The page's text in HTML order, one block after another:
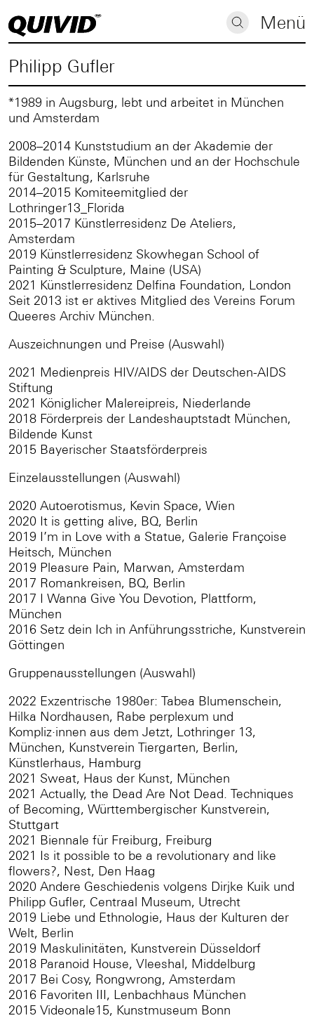
Menü
Philipp Gufler
*1989 in Augsburg, lebt und arbeitet in München
und Amsterdam
2008–2014 Kunststudium an der Akademie der
Bildenden Künste, München und an der Hochschule
für Gestaltung, Karlsruhe
2014–2015 Komiteemitglied der
Lothringer13_Florida
2015–2017 Künstlerresidenz De Ateliers,
Amsterdam
2019 Künstlerresidenz Skowhegan School of
Painting & Sculpture, Maine (USA)
2021 Künstlerresidenz Delfina Foundation, London
Seit 2013 ist er aktives Mitglied des Vereins Forum
Queeres Archiv München.
Auszeichnungen und Preise (Auswahl)
2021 Medienpreis HIV/AIDS der Deutschen-AIDS
Stiftung
2021 Königlicher Malereipreis, Niederlande
2018 Förderpreis der Landeshauptstadt München,
Bildende Kunst
2015 Bayerischer Staatsförderpreis
Einzelausstellungen (Auswahl)
2020 Autoerotismus, Kevin Space, Wien
2020 It is getting alive, BQ, Berlin
2019 I’m in Love with a Statue, Galerie Françoise
Heitsch, München
2019 Pleasure Pain, Marwan, Amsterdam
2017 Romankreisen, BQ, Berlin
2017 I Wanna Give You Devotion, Plattform,
München
2016 Setz dein Ich in Anführungsstriche, Kunstverein
Göttingen
Gruppenausstellungen (Auswahl)
2022 Exzentrische 1980er: Tabea Blumenschein,
Hilka Nordhausen, Rabe perplexum und
Kompliz·innen aus dem Jetzt, Lothringer 13,
München, Kunstverein Tiergarten, Berlin,
Künstlerhaus, Hamburg
2021 Sweat, Haus der Kunst, München
2021 Actually, the Dead Are Not Dead. Techniques
of Becoming, Württembergischer Kunstverein,
Stuttgart
2021 Biennale für Freiburg, Freiburg
2021 Is it possible to be a revolutionary and like
flowers?, Nest, Den Haag
2020 Andere Geschiedenis volgens Dirjke Kuik und
Philipp Gufler, Centraal Museum, Utrecht
2019 Liebe und Ethnologie, Haus der Kulturen der
Welt, Berlin
2019 Maskulinitäten, Kunstverein Düsseldorf
2018 Paranoid House, Vleeshal, Middelburg
2017 Bei Cosy, Rongwrong, Amsterdam
2016 Favoriten III, Lenbachhaus München
2015 Videonale15, Kunstmuseum Bonn